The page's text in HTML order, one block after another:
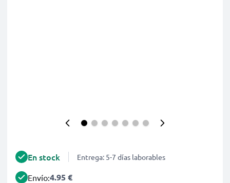
En stock Entrega: 5-7 días laborables
Envío:4.95 €